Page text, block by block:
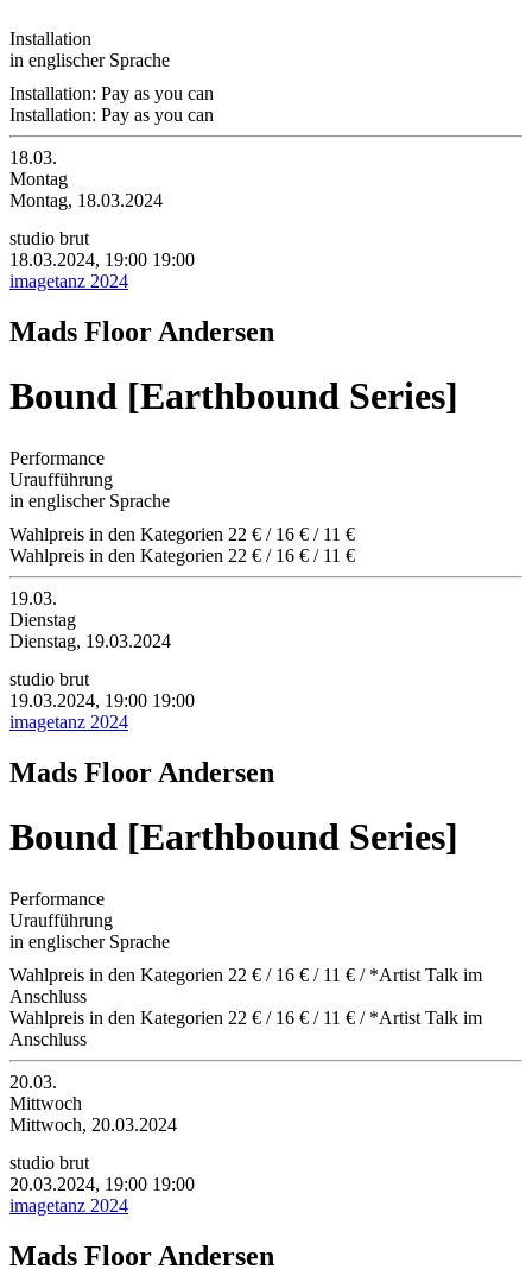
Installation
in englischer Sprache
Installation: Pay as you can
Installation: Pay as you can
18.03.
Montag
Montag, 18.03.2024
studio brut
18.03.2024, 19:00 19:00
imagetanz 2024
Mads Floor Andersen
Bound [Earthbound Series]
Performance
Uraufführung
in englischer Sprache
Wahlpreis in den Kategorien 22 € / 16 € / 11 €
Wahlpreis in den Kategorien 22 € / 16 € / 11 €
19.03.
Dienstag
Dienstag, 19.03.2024
studio brut
19.03.2024, 19:00 19:00
imagetanz 2024
Mads Floor Andersen
Bound [Earthbound Series]
Performance
Uraufführung
in englischer Sprache
Wahlpreis in den Kategorien 22 € / 16 € / 11 € / *Artist Talk im
Anschluss
Wahlpreis in den Kategorien 22 € / 16 € / 11 € / *Artist Talk im
Anschluss
20.03.
Mittwoch
Mittwoch, 20.03.2024
studio brut
20.03.2024, 19:00 19:00
imagetanz 2024
Mads Floor Andersen